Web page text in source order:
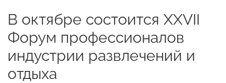
В октябре состоится XXVII
Форум профессионалов
индустрии развлечений и
отдыха